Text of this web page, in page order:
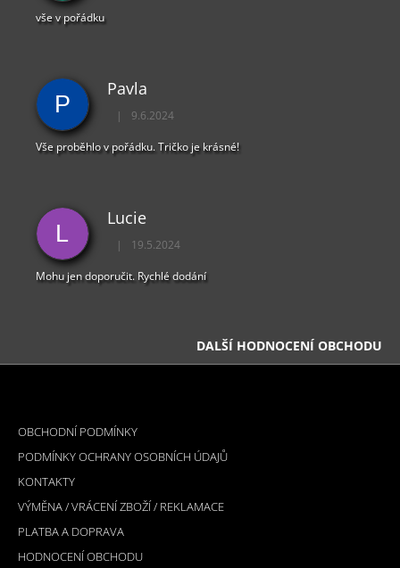
vše v pořádku
P
Pavla
Hodnocení obchodu je 5 z 5 hvězdiček.
| 9.6.2024
Vše proběhlo v pořádku. Tričko je krásné!
L
Lucie
Hodnocení obchodu je 5 z 5 hvězdiček.
| 19.5.2024
Mohu jen doporučit. Rychlé dodání
DALŠÍ HODNOCENÍ OBCHODU
Z
OBCHODNÍ PODMÍNKY
PODMÍNKY OCHRANY OSOBNÍCH ÚDAJŮ
KONTAKTY
VÝMĚNA / VRÁCENÍ ZBOŽÍ / REKLAMACE
PLATBA A DOPRAVA
HODNOCENÍ OBCHODU